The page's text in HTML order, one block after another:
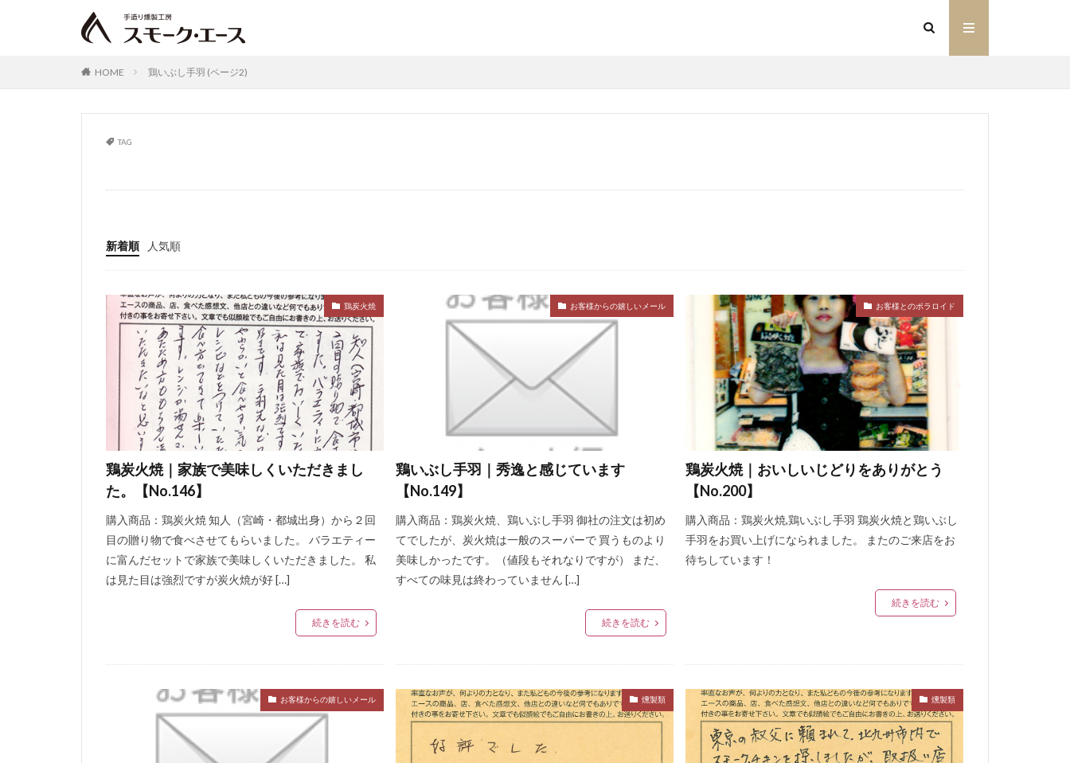
HOME 鶏いぶし手羽 (ページ2)
TAG
新着順 人気順
鶏炭火焼
鶏炭火焼｜家族で美味しくいただきまし
た。【No.146】
購入商品：鶏炭火焼 知人（宮崎・都城出身）から２回
目の贈り物で食べさせてもらいました。 バラエティー
に富んだセットで家族で美味しくいただきました。 私
は見た目は強烈ですが炭火焼が好 […]
続きを読む
お客様からの嬉しいメール
鶏いぶし手羽｜秀逸と感じています
【No.149】
購入商品：鶏炭火焼、鶏いぶし手羽 御社の注文は初め
てでしたが、炭火焼は一般のスーパーで 買うものより
美味しかったです。（値段もそれなりですが） まだ、
すべての味見は終わっていません […]
続きを読む
お客様とのポラロイド
鶏炭火焼｜おいしいじどりをありがとう
【No.200】
購入商品：鶏炭火焼,鶏いぶし手羽 鶏炭火焼と鶏いぶし
手羽をお買い上げになられました。 またのご来店をお
待ちしています！
続きを読む
お客様からの嬉しいメール 燻製類 燻製類